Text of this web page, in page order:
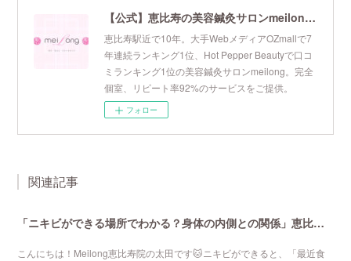
【公式】恵比寿の美容鍼灸サロンmeilong｜ツボを押さえた針・お灸の治療で美容と健康を叶えます
恵比寿駅近で10年。大手WebメディアOZmallで7
年連続ランキング1位、Hot Pepper Beautyで口コ
ミランキング1位の美容鍼灸サロンmeilong。完全
個室、リピート率92%のサービスをご提供。
フォロー
関連記事
「ニキビができる場所でわかる？身体の内側との関係」恵比寿で口コミNo 1美容鍼灸ならmeilong
こんにちは！Meilong恵比寿院の太田です🐱ニキビができると、「最近食